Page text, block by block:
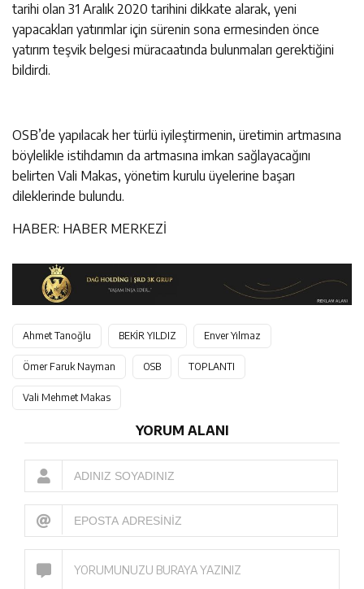
tarihi olan 31 Aralık 2020 tarihini dikkate alarak, yeni
yapacakları yatırımlar için sürenin sona ermesinden önce
yatırım teşvik belgesi müracaatında bulunmaları gerektiğini
bildirdi.
OSB’de yapılacak her türlü iyileştirmenin, üretimin artmasına
böylelikle istihdamın da artmasına imkan sağlayacağını
belirten Vali Makas, yönetim kurulu üyelerine başarı
dileklerinde bulundu.
HABER: HABER MERKEZİ
Ahmet Tanoğlu BEKİR YILDIZ Enver Yılmaz
Ömer Faruk Nayman OSB TOPLANTI
Vali Mehmet Makas
YORUM ALANI